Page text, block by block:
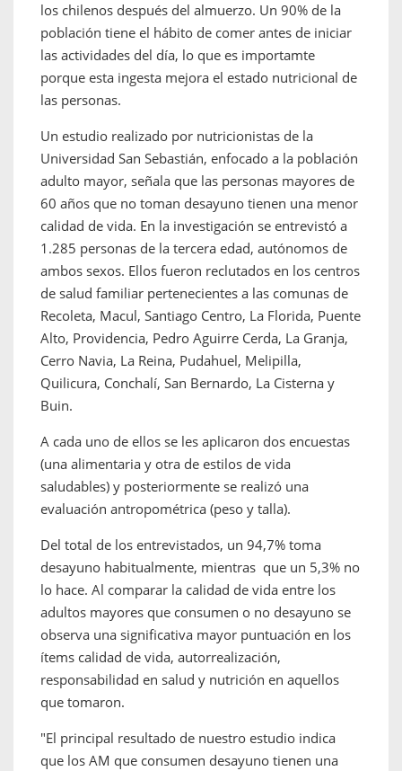
los chilenos después del almuerzo. Un 90% de la
población tiene el hábito de comer antes de iniciar
las actividades del día, lo que es importamte
porque esta ingesta mejora el estado nutricional de
las personas.
Un estudio realizado por nutricionistas de la
Universidad San Sebastián, enfocado a la población
adulto mayor, señala que las personas mayores de
60 años que no toman desayuno tienen una menor
calidad de vida. En la investigación se entrevistó a
1.285 personas de la tercera edad, autónomos de
ambos sexos. Ellos fueron reclutados en los centros
de salud familiar pertenecientes a las comunas de
Recoleta, Macul, Santiago Centro, La Florida, Puente
Alto, Providencia, Pedro Aguirre Cerda, La Granja,
Cerro Navia, La Reina, Pudahuel, Melipilla,
Quilicura, Conchalí, San Bernardo, La Cisterna y
Buin.
A cada uno de ellos se les aplicaron dos encuestas
(una alimentaria y otra de estilos de vida
saludables) y posteriormente se realizó una
evaluación antropométrica (peso y talla).
Del total de los entrevistados, un 94,7% toma
desayuno habitualmente, mientras que un 5,3% no
lo hace. Al comparar la calidad de vida entre los
adultos mayores que consumen o no desayuno se
observa una significativa mayor puntuación en los
ítems calidad de vida, autorrealización,
responsabilidad en salud y nutrición en aquellos
que tomaron.
"El principal resultado de nuestro estudio indica
que los AM que consumen desayuno tienen una